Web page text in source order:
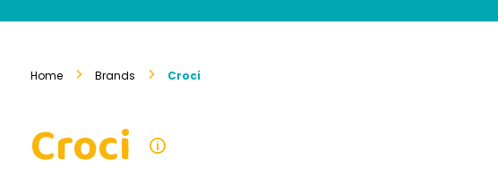
Home Brands Croci
Croci